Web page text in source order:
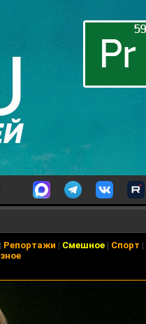
| Репортажи | Смешное| Спорт |